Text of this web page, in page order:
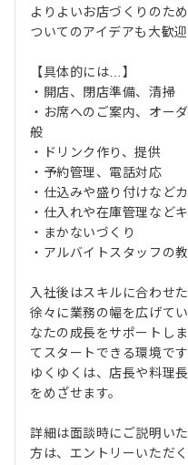
よりよいお店づくりのた
ついてのアイデアも大歓迎
【具体的には…】
・開店、閉店準備、清掃
・お席へのご案内、オー
般
・ドリンク作り、提供
・予約管理、電話対応
・仕込みや盛り付けなど
・仕入れや在庫管理など
・まかないづくり
・アルバイトスタッフの
入社後はスキルに合わせ
徐々に業務の幅を広げて
なたの成長をサポートし
てスタートできる環境です
ゆくゆくは、店長や料理
をめざせます。
詳細は面談時にご説明い
方は、エントリーいただ